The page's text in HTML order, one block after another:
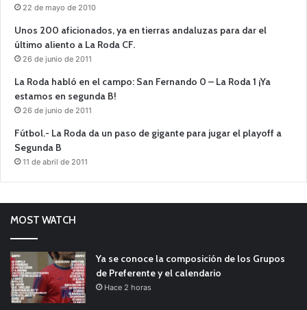
22 de mayo de 2010
Unos 200 aficionados, ya en tierras andaluzas para dar el
último aliento a La Roda CF.
26 de junio de 2011
La Roda habló en el campo: San Fernando 0 – La Roda 1 ¡Ya
estamos en segunda B!
26 de junio de 2011
Fútbol.- La Roda da un paso de gigante para jugar el playoff a
Segunda B
11 de abril de 2011
MOST WATCH
Ya se conoce la composición de los Grupos
de Preferente y el calendario
Hace 2 horas